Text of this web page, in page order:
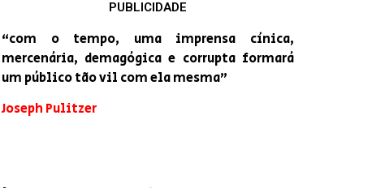
PUBLICIDADE
“com o tempo, uma imprensa cínica,
mercenária, demagógica e corrupta formará
um público tão vil com ela mesma”
Joseph Pulitzer